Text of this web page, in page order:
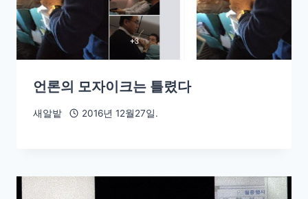
언론의 모자이크는 틀렸다
새알밭 2016년 12월27일.